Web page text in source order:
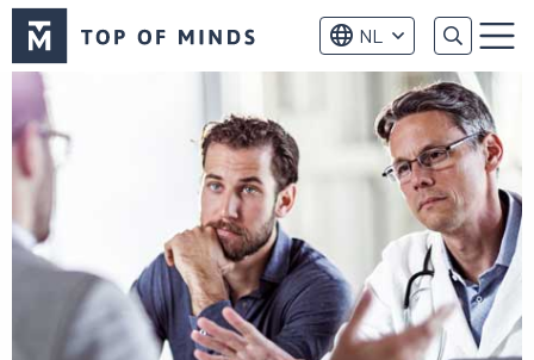
of
Minds
NL Menu